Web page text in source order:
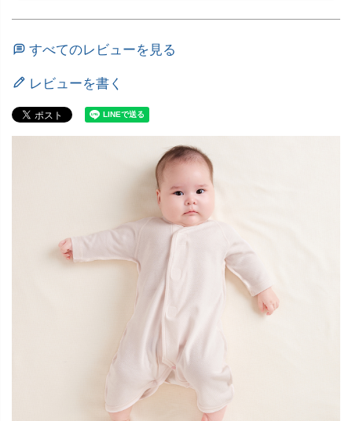
すべてのレビューを見る
レビューを書く